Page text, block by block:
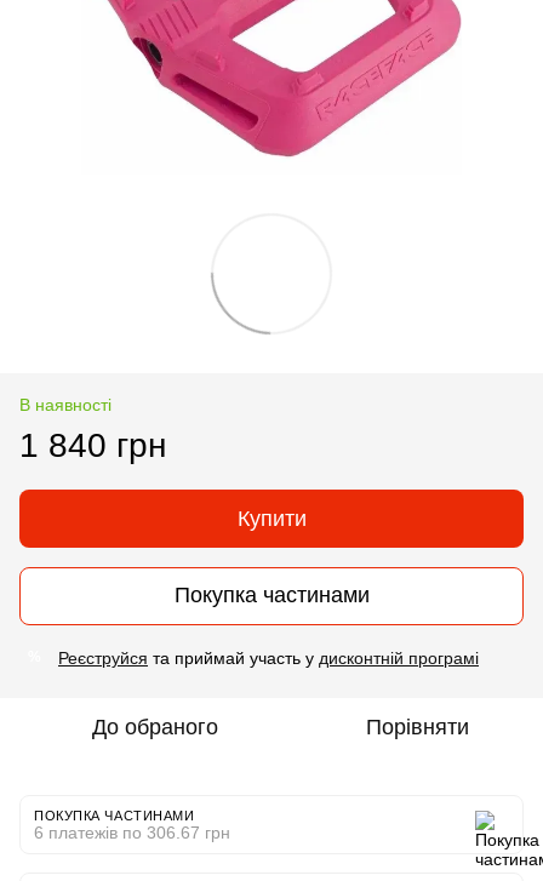
В наявності
1 840 грн
Купити
Покупка частинами
Реєструйся та приймай участь у дисконтній програмі
До обраного Порівняти
ПОКУПКА ЧАСТИНАМИ
6 платежів по 306.67 грн